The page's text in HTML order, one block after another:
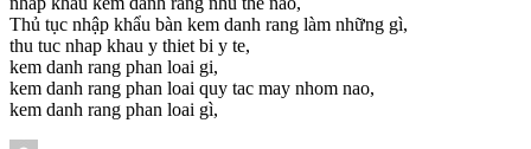
Thủ tục nhập khẩu bàn kem danh rang làm những gì,
thu tuc nhap khau y thiet bi y te,
kem danh rang phan loai gi,
kem danh rang phan loai quy tac may nhom nao,
kem danh rang phan loai gì,